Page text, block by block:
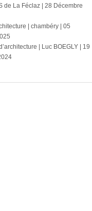
de La Féclaz | 28 Décembre
| chambéry | 05
| Luc BOEGLY | 19